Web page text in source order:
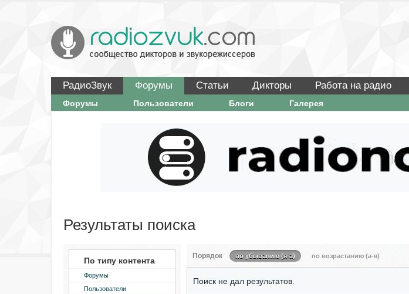
РадиоЗвук Форумы Статьи Дикторы Работа на радио
Форумы Пользователи Блоги Галерея
Результаты поиска
По типу контента
Форумы
Пользователи
Порядок по убыванию (я-а) по возрастанию (а-я)
Поиск не дал результатов.